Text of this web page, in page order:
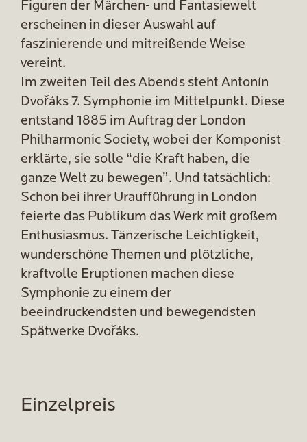
Figuren der Märchen- und Fantasiewelt
erscheinen in dieser Auswahl auf
faszinierende und mitreißende Weise
vereint.
Im zweiten Teil des Abends steht Antonín
Dvořáks 7. Symphonie im Mittelpunkt. Diese
entstand 1885 im Auftrag der London
Philharmonic Society, wobei der Komponist
erklärte, sie solle “die Kraft haben, die
ganze Welt zu bewegen”. Und tatsächlich:
Schon bei ihrer Uraufführung in London
feierte das Publikum das Werk mit großem
Enthusiasmus. Tänzerische Leichtigkeit,
wunderschöne Themen und plötzliche,
kraftvolle Eruptionen machen diese
Symphonie zu einem der
beeindruckendsten und bewegendsten
Spätwerke Dvořáks.
Einzelpreis